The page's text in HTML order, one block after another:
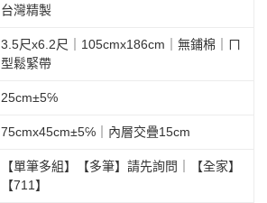
台灣精製
3.5尺x6.2尺｜105cmx186cm｜無鋪棉｜ㄇ
型鬆緊帶
25cm±5℅
75cmx45cm±5℅｜內層交疊15cm
【單筆多組】【多筆】請先詢問｜【全家】
【711】